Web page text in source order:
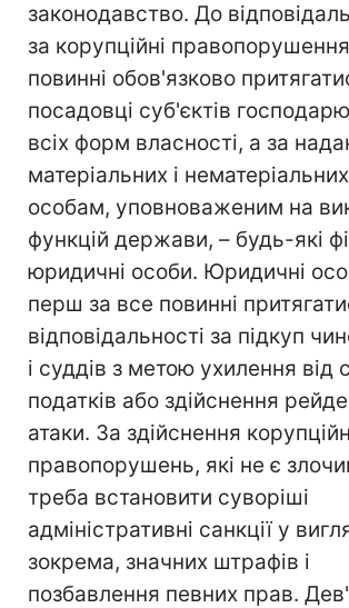
законодавство. До
за корупційні правопорушення
повинні обов'язково
посадовці суб'єктів
всіх форм власності, а за
матеріальних і
особам, уповноваженим на
функцій держави, – будь-які
юридичні особи. Юридичні
перш за все повинні
відповідальності за підкуп
і суддів з метою ухилення від
податків або здійснення
атаки. За здійснення
правопорушень, які не є
треба встановити суворіші
адміністративні санкції у
зокрема, значних штрафів і
позбавлення певних прав.